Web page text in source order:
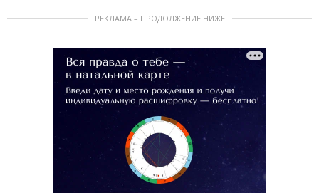
РЕКЛАМА – ПРОДОЛЖЕНИЕ НИЖЕ